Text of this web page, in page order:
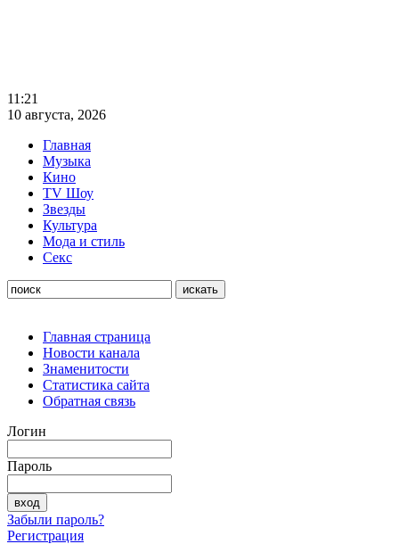
11:21
10 августа, 2026
Главная
Музыка
Кино
TV Шоу
Звезды
Культура
Мода и стиль
Секс
Главная страница
Новости канала
Знаменитости
Статистика сайта
Обратная связь
Логин
Пароль
Забыли пароль?
Регистрация